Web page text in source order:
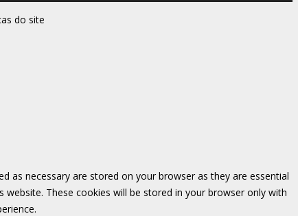
do site
as necessary are stored on your browser as they are essential
These cookies will be stored in your browser only with